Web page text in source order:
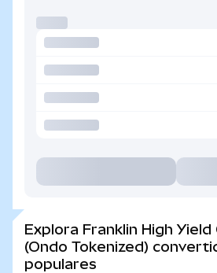
Explora Franklin High
(Ondo Tokenized)
populares